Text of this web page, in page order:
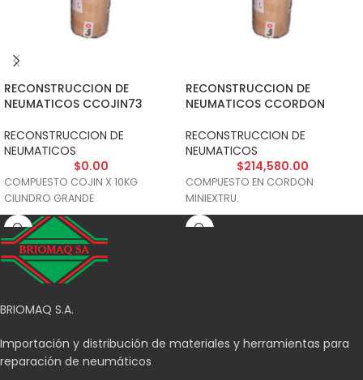
RECONSTRUCCION DE
NEUMATICOS CCOJIN73
RECONSTRUCCION DE
NEUMATICOS
$0.00
COMPUESTO COJIN X 10KG
CILINDRO GRANDE
RECONSTRUCCION DE
NEUMATICOS CCORDON
RECONSTRUCCION DE
NEUMATICOS
$214,580.00
COMPUESTO EN CORDON
MINIEXTRU.
BRIOMAQ S.A.
Importación y distribución de materiales y herramientas para
reparación de neumáticos